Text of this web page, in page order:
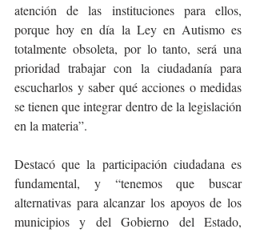
atención de las instituciones para ellos,
porque hoy en día la Ley en Autismo es
totalmente obsoleta, por lo tanto, será una
prioridad trabajar con la ciudadanía para
escucharlos y saber qué acciones o medidas
se tienen que integrar dentro de la legislación
en la materia”.
Destacó que la participación ciudadana es
fundamental, y “tenemos que buscar
alternativas para alcanzar los apoyos de los
municipios y del Gobierno del Estado,